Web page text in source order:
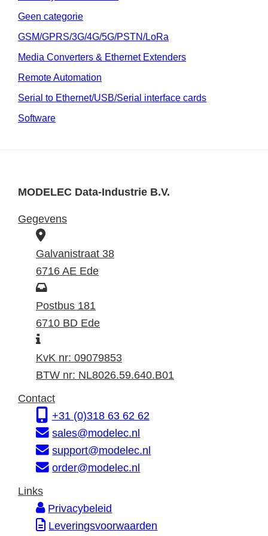
Geen categorie
GSM/GPRS/3G/4G/5G/PSTN/LoRa
Media Converters & Ethernet Extenders
Remote Automation
Serial to Ethernet/USB/Serial interface cards
Software
MODELEC Data-Industrie B.V.
Gegevens
B
e
z
o
e
k
d
r
s
Galvanistraat 38
6716 AE Ede
P
o
s
a
d
e
s
Postbus 181
6710 BD Ede
I
n
f
r
m
a
t
e
KvK nr: 09079853
BTW nr: NL8026.59.640.B01
Contact
+31 (0)318 63 62 62
sales@modelec.nl
support@modelec.nl
order@modelec.nl
Links
Privacybeleid
Leveringsvoorwaarden